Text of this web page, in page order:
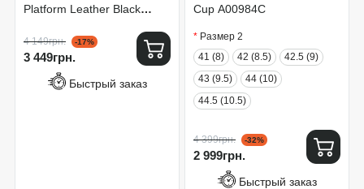
Platform Leather Black
4 149грн. -17%
3 449грн.
Быстрый заказ
Cup A00984C
Размер 2
41 (8)
42 (8.5)
42.5 (9)
43 (9.5)
44 (10)
44.5 (10.5)
4 399грн. -32%
2 999грн.
Быстрый заказ